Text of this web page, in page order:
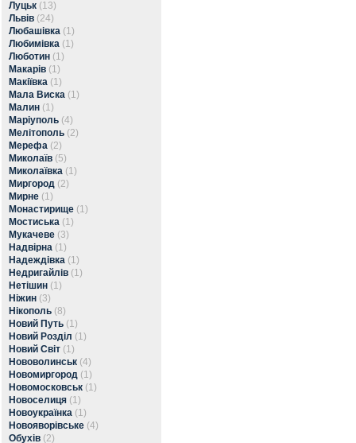
Луцьк (13)
Львів (24)
Любашівка (1)
Любимівка (1)
Люботин (1)
Макарів (1)
Макіївка (1)
Мала Виска (1)
Малин (1)
Маріуполь (4)
Мелітополь (2)
Мерефа (2)
Миколаїв (5)
Миколаївка (1)
Миргород (2)
Мирне (1)
Монастирище (1)
Мостиська (1)
Мукачеве (3)
Надвірна (1)
Надеждівка (1)
Недригайлів (1)
Нетішин (1)
Ніжин (3)
Нікополь (8)
Новий Путь (1)
Новий Розділ (1)
Новий Світ (1)
Нововолинськ (4)
Новомиргород (1)
Новомосковськ (1)
Новоселиця (1)
Новоукраїнка (1)
Новояворівське (4)
Обухів (2)